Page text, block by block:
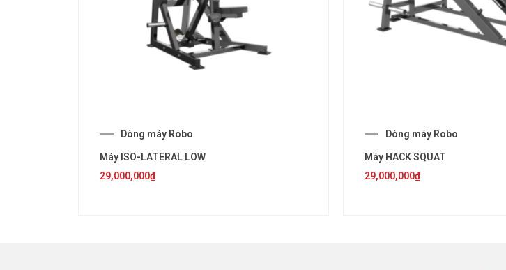
Dòng máy Robo
Máy ISO-LATERAL LOW
29,000,000₫
Dòng máy Robo
Máy HACK SQUAT
29,000,000₫